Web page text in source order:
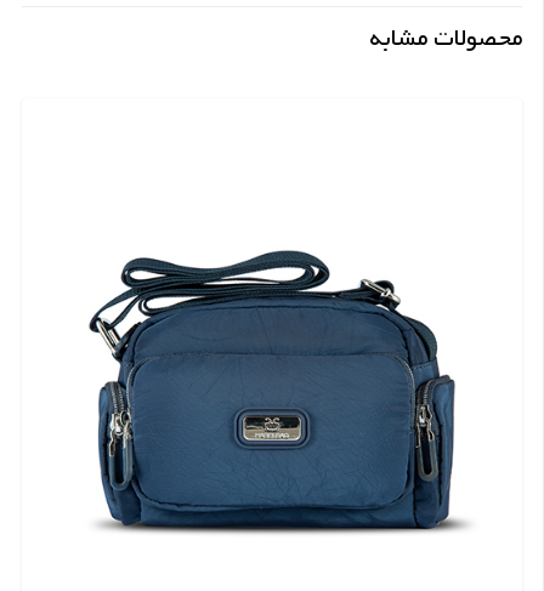
محصولات مشابه